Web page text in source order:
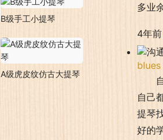
多业
4年前
blues
自己
提琴
好的
B级手工小提琴
A级虎皮纹仿古大提琴